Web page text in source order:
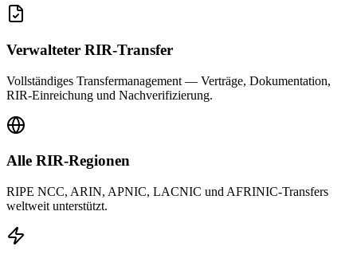
Verwalteter RIR-Transfer
Vollständiges Transfermanagement — Verträge, Dokumentation,
RIR-Einreichung und Nachverifizierung.
Alle RIR-Regionen
RIPE NCC, ARIN, APNIC, LACNIC und AFRINIC-Transfers
weltweit unterstützt.